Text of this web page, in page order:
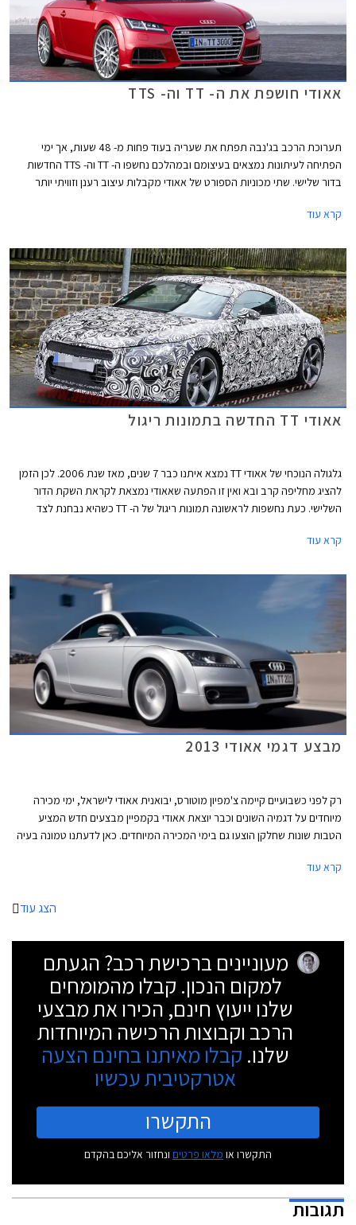
אאודי חושפת את ה- TT וה- TTS
תערוכת הרכב בג'נבה תפתח את שעריה בעוד פחות מ- 48 שעות, אך ימי
הפתיחה לעיתונות נמצאים בעיצומם ובמהלכם נחשפו ה- TT וה- TTS החדשות
בדור שלישי. שתי מכוניות הספורט של אאודי מקבלות עיצוב רענן וזוויתי יותר
טכנולוגיות נוספות כמו גם מנועים חדשים עם הספקים של עד 310 כ"ס.
קרא עוד
אאודי TT החדשה בתמונות ריגול
גלגולה הנוכחי של אאודי TT נמצא איתנו כבר 7 שנים, מאז שנת 2006. לכן הזמן
להציג מחליפה קרב ובא ואין זו הפתעה שאאודי נמצאת לקראת השקת הדור
השלישי. כעת נחשפות לראשונה תמונות ריגול של ה- TT כשהיא נבחנת לצד
את כל חלקי המרכב.
קרא עוד
מבצע דגמי אאודי 2013
רק לפני כשבועיים קיימה צ'מפיון מוטורס, יבואנית אאודי לישראל, ימי מכירה
מיוחדים על דגמיה השונים וכבר יוצאת אאודי בקמפיין מבצעים חדש המציע
הטבות שונות שחלקן הוצעו גם בימי המכירה המיוחדים. כאן לדעתנו טמונה בעיה
מתקיים גם מעבר לאותם ימי מכירה הרי שימי המכירה המיוחדים מאבדים
קרא עוד
הצג עוד
מעוניינים ברכישת רכב? הגעתם
למקום הנכון. קבלו מהמומחים
שלנו ייעוץ חינם, הכירו את מבצעי
הרכב וקבוצות הרכישה המיוחדות
שלנו. קבלו מאיתנו בחינם הצעה
אטרקטיבית עכשיו
התקשרו
התקשרו או מלאו פרטים ונחזור אליכם בהקדם
תגובות